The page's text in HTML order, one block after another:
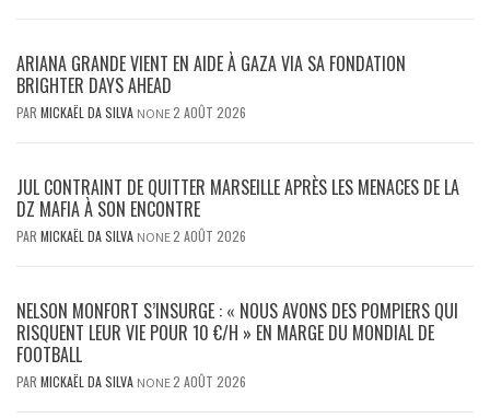
ARIANA GRANDE VIENT EN AIDE À GAZA VIA SA FONDATION
BRIGHTER DAYS AHEAD
PAR MICKAËL DA SILVA NONE2 AOÛT 2026
JUL CONTRAINT DE QUITTER MARSEILLE APRÈS LES MENACES DE LA
DZ MAFIA À SON ENCONTRE
PAR MICKAËL DA SILVA NONE2 AOÛT 2026
NELSON MONFORT S’INSURGE : « NOUS AVONS DES POMPIERS QUI
RISQUENT LEUR VIE POUR 10 €/H » EN MARGE DU MONDIAL DE
FOOTBALL
PAR MICKAËL DA SILVA NONE2 AOÛT 2026